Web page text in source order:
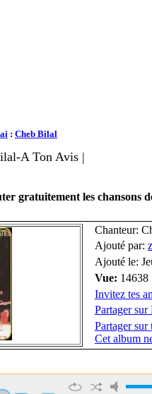
: Cheb Bilal
A Ton Avis |
gratuitement les chansons
Chanteur:
Ajouté par:
Ajouté le:
Vue: 14638
Invitez tes
Partager sur
Partager sur
Cet album